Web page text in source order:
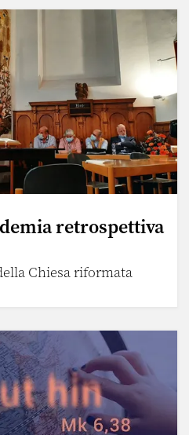
retrospettiva
Chiesa riformata